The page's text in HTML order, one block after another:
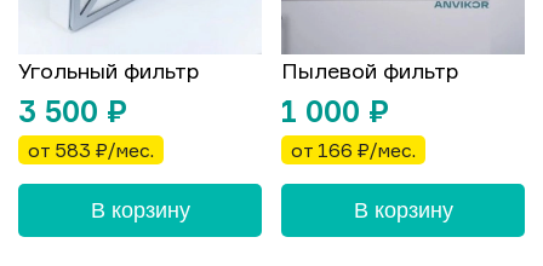
Угольный фильтр
3 500 ₽
от 583 ₽/мес.
В корзину
Пылевой фильтр
1 000 ₽
от 166 ₽/мес.
В корзину